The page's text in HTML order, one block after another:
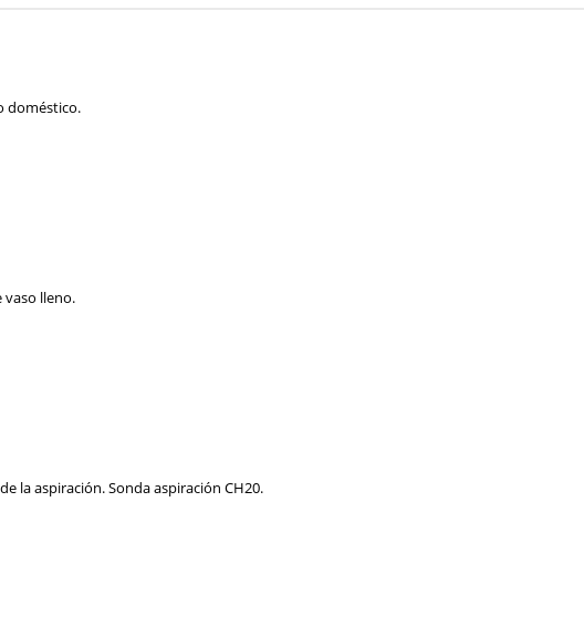
doméstico.
vaso lleno.
la aspiración. Sonda aspiración CH20.